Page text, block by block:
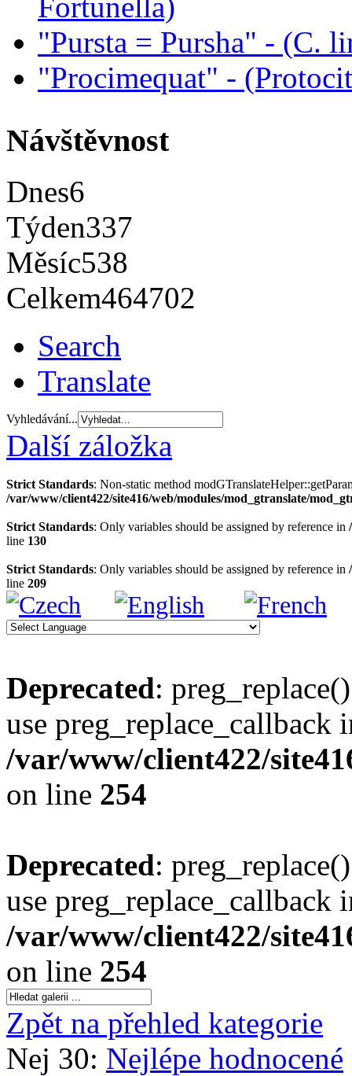
"Pursta = Pursha" - (C.
"Procimequat" -
Návštěvnost
Dnes6
Týden337
Měsíc538
Celkem464702
Search
Translate
Vyhledávání...
Další záložka
Strict Standards: Non-static method
/var/www/client422/site416/web/modules/mod_gtranslate/
Strict Standards: Only variables should be assigned by reference in
line 130
Strict Standards: Only variables should be assigned by reference in
line 209
Deprecated:
use preg_replace_callback
/var/www/client422/
on line 254
Deprecated:
use preg_replace_callback
/var/www/client422/
on line 254
Zpět na přehled kategorie
Nej 30: Nejlépe hodnocené